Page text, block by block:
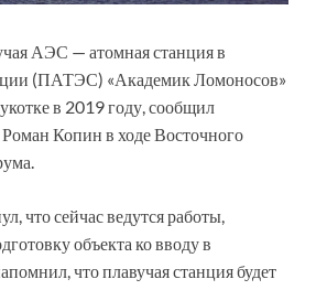
АЭС — атомная станция в
(ПАТЭС) «Академик Ломоносов»
в 2019 году, сообщил
Роман Копин в ходе Восточного
что сейчас ведутся работы,
объекта ко вводу в
что плавучая станция будет